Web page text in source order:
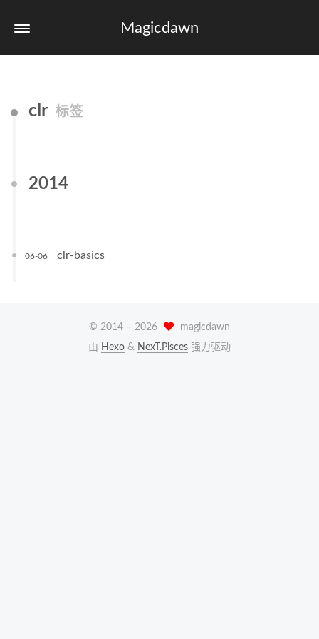
Magicdawn
clr 标签
2014
06-06 clr-basics
© 2014 – 2026
magicdawn
由 Hexo & NexT.Pisces 强力驱动